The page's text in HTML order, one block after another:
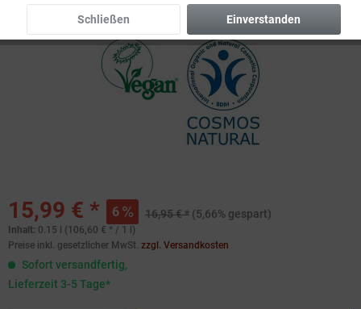
15,99 € * 6 16,95 € * (5,66% gespart)
Inhalt: 0.15 l (106,60 € * / 1 l)
Preise inkl. gesetzlicher MwSt. zzgl. Versandkosten
Sofort versandfertig,
Lieferzeit 3-5 Tage*
Einverstanden
Schließen